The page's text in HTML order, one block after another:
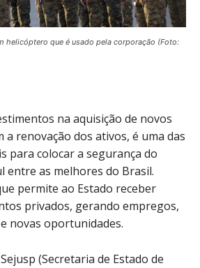
helicóptero que é usado pela corporação (Foto:
na aquisição de novos
a renovação dos ativos, é uma das
para colocar a segurança do
entre as melhores do Brasil.
permite ao Estado receber
privados, gerando empregos,
novas oportunidades.
(Secretaria de Estado de